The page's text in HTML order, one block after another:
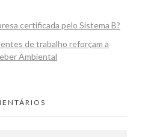
certificada pelo Sistema B?
de trabalho reforçam a
Ambiental